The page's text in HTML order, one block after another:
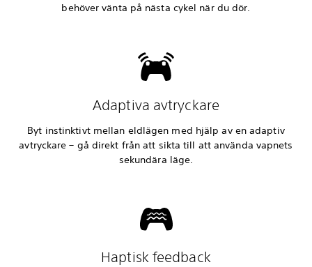
behöver vänta på nästa cykel när du dör.
Adaptiva avtryckare
Byt instinktivt mellan eldlägen med hjälp av en adaptiv
avtryckare – gå direkt från att sikta till att använda vapnets
sekundära läge.
Haptisk feedback